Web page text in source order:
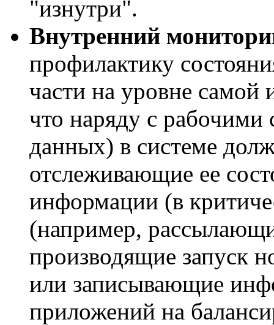
"изнутри".
Внутренний
профилактику
части на уровне самой
что наряду с
данных) в системе
отслеживающие ее
информации (в
(например,
производящие запуск
или записывающие
приложений на